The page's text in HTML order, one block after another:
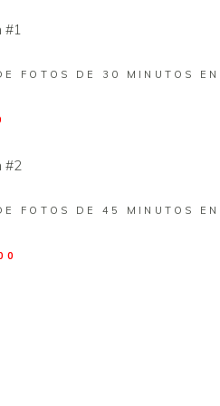
#1
FOTOS DE 30 MINUTOS
#2
FOTOS DE 45 MINUTOS